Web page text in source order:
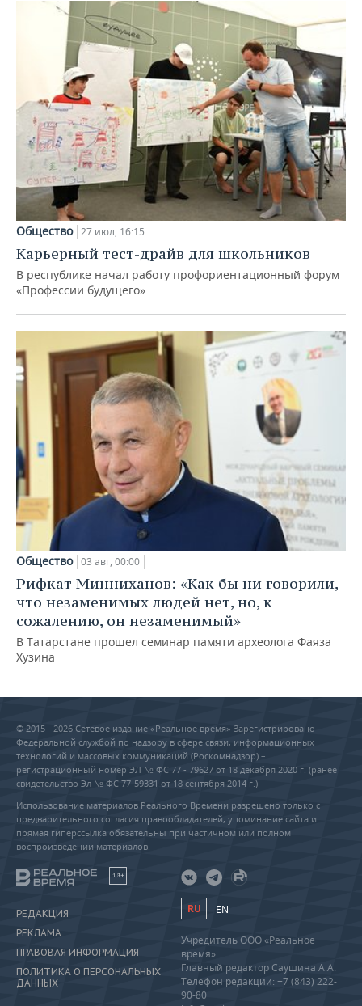
Общество 27 июл, 16:15
Карьерный тест-драйв для школьников
В республике начал работу профориентационный форум
«Профессии будущего»
Общество 03 авг, 00:00
Рифкат Минниханов: «Как бы ни говорили,
что незаменимых людей нет, но, к
сожалению, он незаменимый»
В Татарстане прошел семинар памяти археолога Фаяза
Хузина
© 2015 - 2026 Сетевое издание «Реальное время» Зарегистрировано
Федеральной службой по надзору в сфере связи, информационных
технологий и массовых коммуникаций (Роскомнадзор) –
регистрационный номер ЭЛ № ФС 77 - 79627 от 18 декабря 2020 г. (ранее
свидетельство Эл № ФС 77-59331 от 18 сентября 2014 г.)
Использование материалов Реального Времени разрешено только с
предварительного согласия правообладателей, упоминание сайта и
прямая гиперссылка обязательны при частичном или полном
воспроизведении материалов.
18+
РЕДАКЦИЯ
РЕКЛАМА
ПРАВОВАЯ ИНФОРМАЦИЯ
ПОЛИТИКА О ПЕРСОНАЛЬНЫХ
ДАННЫХ
RU EN
Учредитель ООО «Реальное
время»
Главный редактор Саушина А.А.
Телефон редакции: +7 (843) 222-
90-80